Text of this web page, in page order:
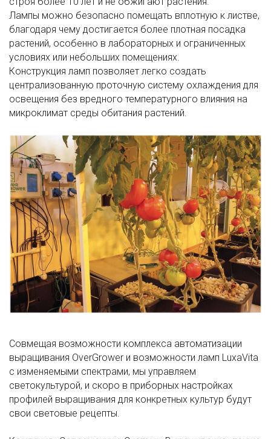
Лампы можно безопасно помещать вплотную к листве,
благодаря чему достигается более плотная посадка
растений, особенно в лабораторных и ограниченных
условиях или небольших помещениях.
Конструкция ламп позволяет легко создать
централизованную проточную систему охлаждения для
освещения без вредного температурного влияния на
микроклимат среды обитания растений.
Совмещая возможности комплекса автоматизации
выращивания OverGrower и возможности ламп LuxaVita
с изменяемыми спектрами, мы управляем
светокультурой, и скоро в приборных настройках
профилей выращивания для конкретных культур будут
свои световые рецепты.